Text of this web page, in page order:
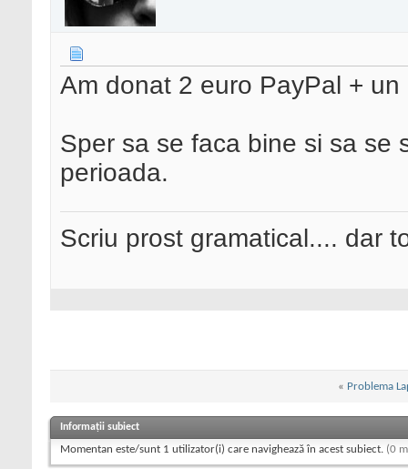
Am donat 2 euro PayPal +
Sper sa se faca bine si sa se
perioada.
Scriu prost gramatical.... dar
« Problema
Informații subiect
Momentan este/sunt 1 utilizator(i) care navighează în acest subiect. (0